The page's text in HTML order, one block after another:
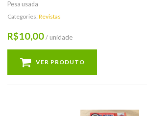
Pesa usada
Categories: Revistas
R$10,00/ unidade
VER PRODUTO